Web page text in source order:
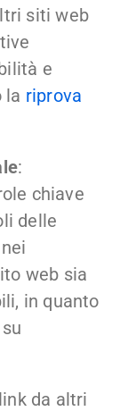
siti web
e
la riprova
:
chiave
delle
web sia
in quanto
da altri